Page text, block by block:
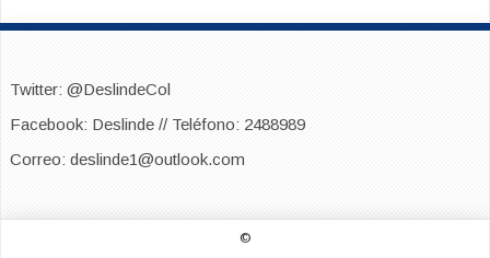
Twitter: @DeslindeCol
Facebook: Deslinde // Teléfono: 2488989
Correo: deslinde1@outlook.com
©